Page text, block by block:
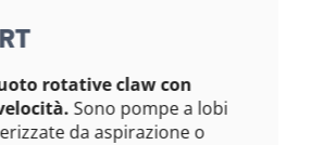
rotative claw con
Sono pompe a lobi
da aspirazione o